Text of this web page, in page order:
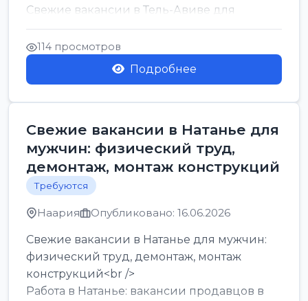
Свежие вакансии в Тель-Авиве для
мужчин и женщин от хозя...
114 просмотров
Подробнее
Свежие вакансии в Натанье для
мужчин: физический труд,
демонтаж, монтаж конструкций
Требуются
Наария Опубликовано: 16.06.2026
Свежие вакансии в Натанье для мужчин:
физический труд, демонтаж, монтаж
конструкций<br />
Работа в Натанье: вакансии продавцов в